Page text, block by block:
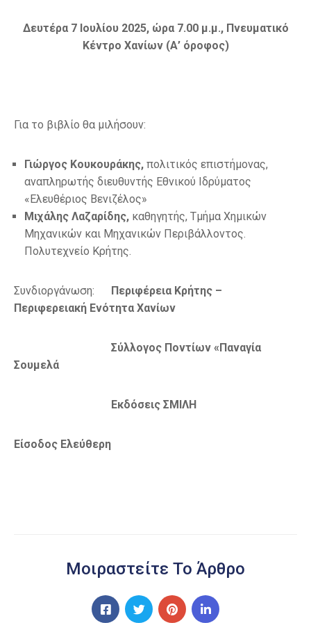
Δευτέρα 7 Ιουλίου 2025, ώρα 7.00 μ.μ., Πνευματικό
Κέντρο Χανίων (Α’ όροφος)
Για το βιβλίο θα μιλήσουν:
Γιώργος Κουκουράκης, πολιτικός επιστήμονας,
αναπληρωτής διευθυντής Εθνικού Ιδρύματος
«Ελευθέριος Βενιζέλος»
Μιχάλης Λαζαρίδης, καθηγητής, Τμήμα Χημικών
Μηχανικών και Μηχανικών Περιβάλλοντος.
Πολυτεχνείο Κρήτης.
Συνδιοργάνωση: Περιφέρεια Κρήτης –
Περιφερειακή Ενότητα Χανίων
Σύλλογος Ποντίων «Παναγία
Σουμελά
Εκδόσεις ΣΜΙΛΗ
Είσοδος Ελεύθερη
Μοιραστείτε Το Άρθρο